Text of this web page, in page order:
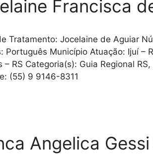
Francisca
Tratamento: Jocelaine de Aguiar
Português Município Atuação: Ijuí –
– RS Categoria(s): Guia Regional
(55) 9 9146-8311
Angelica